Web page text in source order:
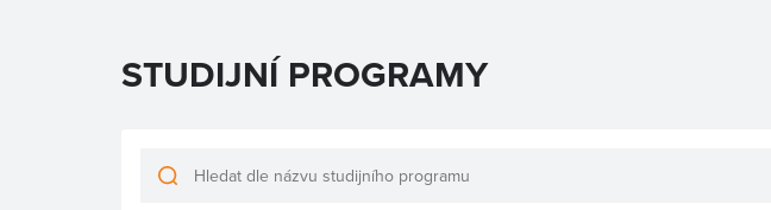
STUDIJNÍ PROGRAMY